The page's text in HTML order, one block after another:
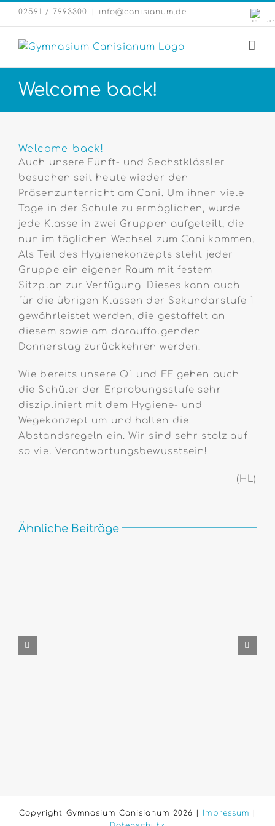
Zum
Inhalt
springen
02591 / 7993300 info@canisianum.de
Welcome back!
grösseres
Bild
Welcome back!
Auch unsere Fünft- und Sechstklässler
besuchen seit heute wieder den
Präsenzunterricht am Cani. Um ihnen viele
Tage in der Schule zu ermöglichen, wurde
jede Klasse in zwei Gruppen aufgeteilt, die
nun im täglichen Wechsel zum Cani kommen.
Als Teil des Hygienekonzepts steht jeder
Gruppe ein eigener Raum mit festem
Sitzplan zur Verfügung. Dieses kann auch
für die übrigen Klassen der Sekundarstufe 1
gewährleistet werden, die gestaffelt an
diesem sowie am darauffolgenden
Donnerstag zurückkehren werden.
Wie bereits unsere Q1 und EF gehen auch
die Schüler der Erprobungsstufe sehr
diszipliniert mit dem Hygiene- und
Wegekonzept um und halten die
Abstandsregeln ein. Wir sind sehr stolz auf
so viel Verantwortungsbewusstsein!
(HL)
Ähnliche Beiträge
Copyright Gymnasium Canisianum 2026 | Impressum